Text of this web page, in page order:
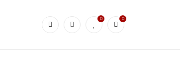
0 0